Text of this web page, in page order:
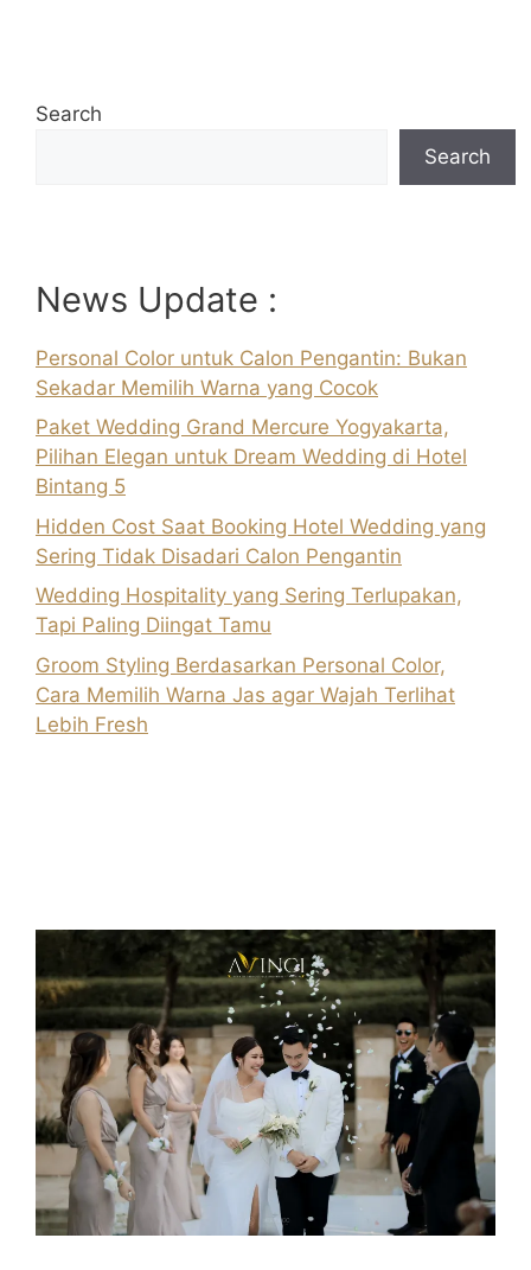
Search
Search
News Update :
Personal Color untuk Calon Pengantin: Bukan
Sekadar Memilih Warna yang Cocok
Paket Wedding Grand Mercure Yogyakarta,
Pilihan Elegan untuk Dream Wedding di Hotel
Bintang 5
Hidden Cost Saat Booking Hotel Wedding yang
Sering Tidak Disadari Calon Pengantin
Wedding Hospitality yang Sering Terlupakan,
Tapi Paling Diingat Tamu
Groom Styling Berdasarkan Personal Color,
Cara Memilih Warna Jas agar Wajah Terlihat
Lebih Fresh